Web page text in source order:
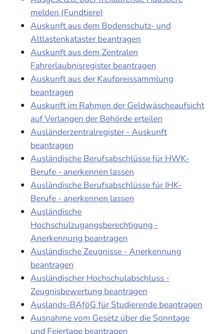
melden (Fundtiere)
Auskunft aus dem Bodenschutz- und
Altlastenkataster beantragen
Auskunft aus dem Zentralen
Fahrerlaubnisregister beantragen
Auskunft aus der Kaufpreissammlung
beantragen
Auskunft im Rahmen der Geldwäscheaufsicht
auf Verlangen der Behörde erteilen
Ausländerzentralregister - Auskunft
beantragen
Ausländische Berufsabschlüsse für HWK-
Berufe - anerkennen lassen
Ausländische Berufsabschlüsse für IHK-
Berufe - anerkennen lassen
Ausländische
Hochschulzugangsberechtigung -
Anerkennung beantragen
Ausländische Zeugnisse - Anerkennung
beantragen
Ausländischer Hochschulabschluss -
Zeugnisbewertung beantragen
Auslands-BAföG für Studierende beantragen
Ausnahme vom Gesetz über die Sonntage
und Feiertage beantragen